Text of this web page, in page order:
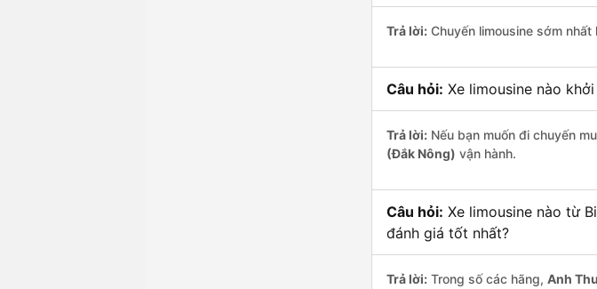
Trả lời: Chuyến limousine sớm nhất
Câu hỏi: Xe limousine nào
Trả lời: Nếu bạn muốn đi chuyến
(Đắk Nông) vận hành.
Câu hỏi: Xe limousine nào từ
đánh giá tốt nhất?
Trả lời: Trong số các hãng, Anh